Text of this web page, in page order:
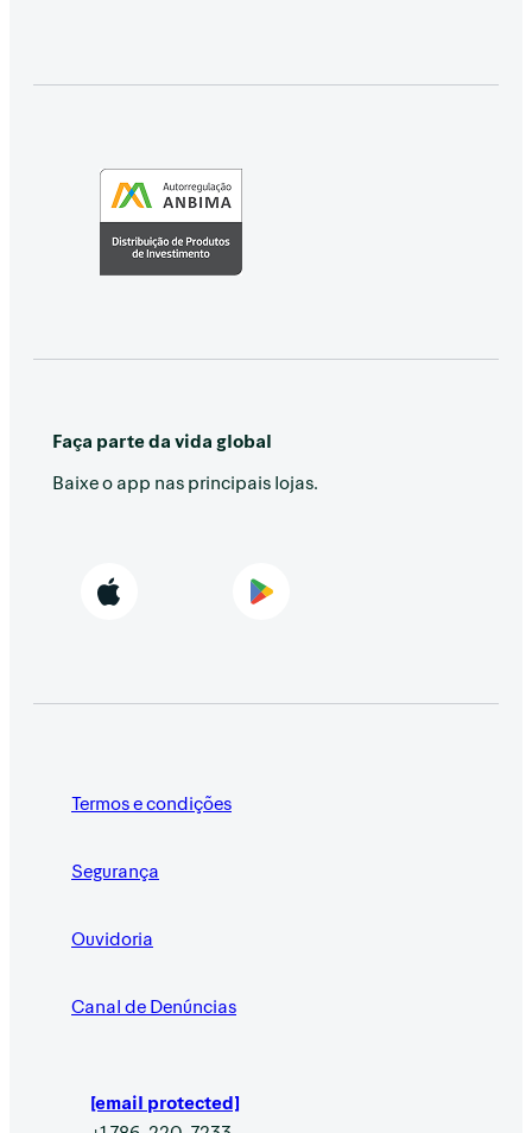
Faça parte da vida global
Baixe o app nas principais lojas.
Termos e condições
Segurança
Ouvidoria
Canal de Denúncias
[email protected]